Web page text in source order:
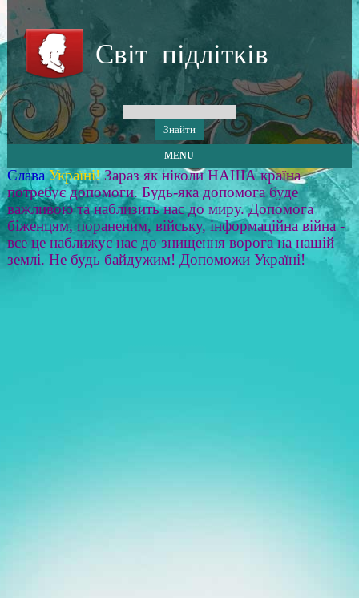
Світ підлітків
MENU
Слава Україні! Зараз як ніколи НАША країна
потребує допомоги. Будь-яка допомога буде
важливою та наблизить нас до миру. Допомога
біженцям, пораненим, війську, інформаційна війна -
все це наближує нас до знищення ворога на нашій
землі. Не будь байдужим! Допоможи Україні!